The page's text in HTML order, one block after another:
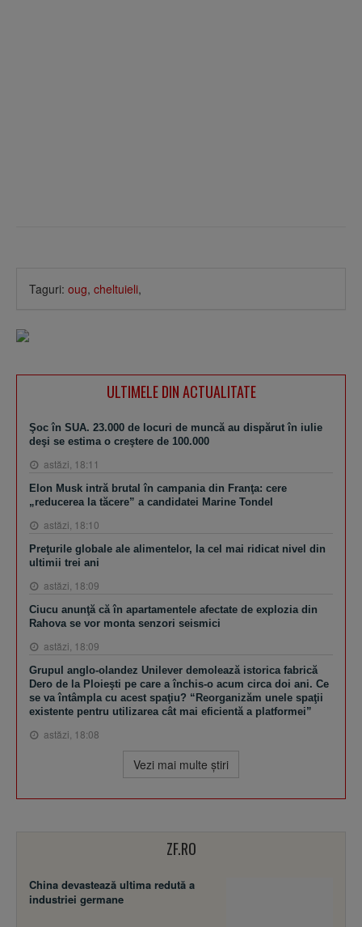
Taguri: oug, cheltuieli,
ULTIMELE DIN ACTUALITATE
Şoc în SUA. 23.000 de locuri de muncă au dispărut în iulie
deşi se estima o creştere de 100.000
astăzi, 18:11
Elon Musk intră brutal în campania din Franţa: cere
„reducerea la tăcere” a candidatei Marine Tondel
astăzi, 18:10
Preţurile globale ale alimentelor, la cel mai ridicat nivel din
ultimii trei ani
astăzi, 18:09
Ciucu anunţă că în apartamentele afectate de explozia din
Rahova se vor monta senzori seismici
astăzi, 18:09
Grupul anglo-olandez Unilever demolează istorica fabrică
Dero de la Ploieşti pe care a închis-o acum circa doi ani. Ce
se va întâmpla cu acest spaţiu? “Reorganizăm unele spaţii
existente pentru utilizarea cât mai eficientă a platformei”
astăzi, 18:08
Vezi mai multe ştiri
ZF.RO
China devastează ultima redută a
industriei germane